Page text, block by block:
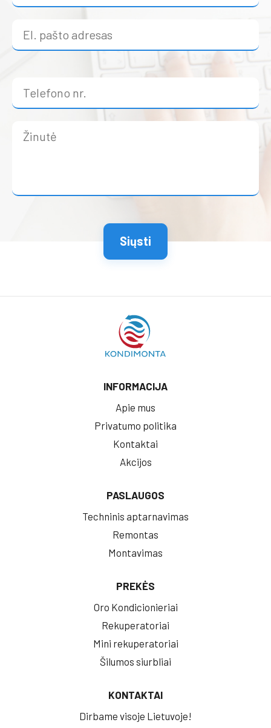
INFORMACIJA
Apie mus
Privatumo politika
Kontaktai
Akcijos
PASLAUGOS
Techninis aptarnavimas
Remontas
Montavimas
PREKĖS
Oro Kondicionieriai
Rekuperatoriai
Mini rekuperatoriai
Šilumos siurbliai
KONTAKTAI
Dirbame visoje Lietuvoje!